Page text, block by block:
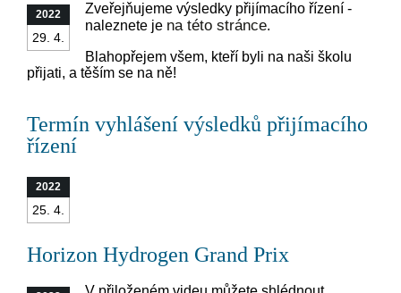
2022
29. 4.
Zveřejňujeme výsledky přijímacího řízení -
naleznete je na této stránce.
Blahopřejem všem, kteří byli na naši školu
přijati, a těším se na ně!
Termín vyhlášení výsledků přijímacího
řízení
2022
25. 4.
Horizon Hydrogen Grand Prix